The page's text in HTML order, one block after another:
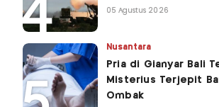
05 Agustus 2026
Nusantara
Pria di Gianyar Bali
Misterius Terjepit
Ombak